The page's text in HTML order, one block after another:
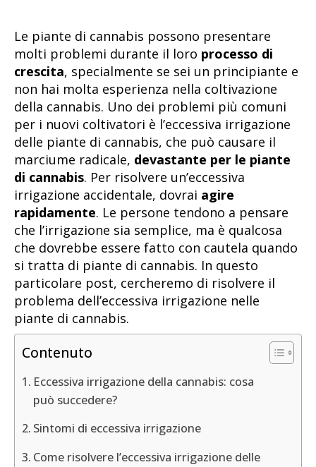
Le piante di cannabis possono presentare
molti problemi durante il loro processo di
crescita, specialmente se sei un principiante e
non hai molta esperienza nella coltivazione
della cannabis. Uno dei problemi più comuni
per i nuovi coltivatori è l’eccessiva irrigazione
delle piante di cannabis, che può causare il
marciume radicale, devastante per le piante
di cannabis. Per risolvere un’eccessiva
irrigazione accidentale, dovrai agire
rapidamente. Le persone tendono a pensare
che l’irrigazione sia semplice, ma è qualcosa
che dovrebbe essere fatto con cautela quando
si tratta di piante di cannabis. In questo
particolare post, cercheremo di risolvere il
problema dell’eccessiva irrigazione nelle
piante di cannabis.
Contenuto
Eccessiva irrigazione della cannabis: cosa
può succedere?
Sintomi di eccessiva irrigazione
Come risolvere l’eccessiva irrigazione delle